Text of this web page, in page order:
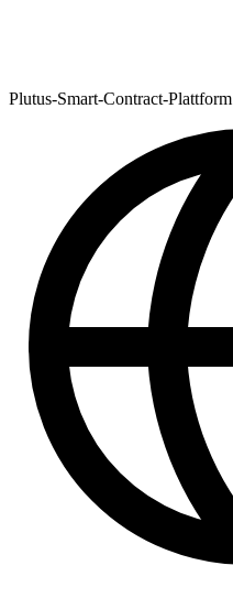
Plutus-Smart-Contract-Plattform